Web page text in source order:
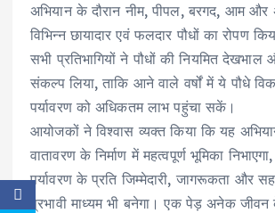
अभियान के दौरान नीम, पीपल, बरगद, आम
विभिन्न छायादार एवं फलदार पौधों का रोपण
सभी प्रतिभागियों ने पौधों की नियमित देखभाल
संकल्प लिया, ताकि आने वाले वर्षों में ये पौधे
पर्यावरण को अधिकतम लाभ पहुंचा सकें।
आयोजकों ने विश्वास व्यक्त किया कि यह
वातावरण के निर्माण में महत्वपूर्ण भूमिका
पर्यावरण के प्रति जिम्मेदारी, जागरूकता और
प्रभावी माध्यम भी बनेगा। एक पेड़ अनेक